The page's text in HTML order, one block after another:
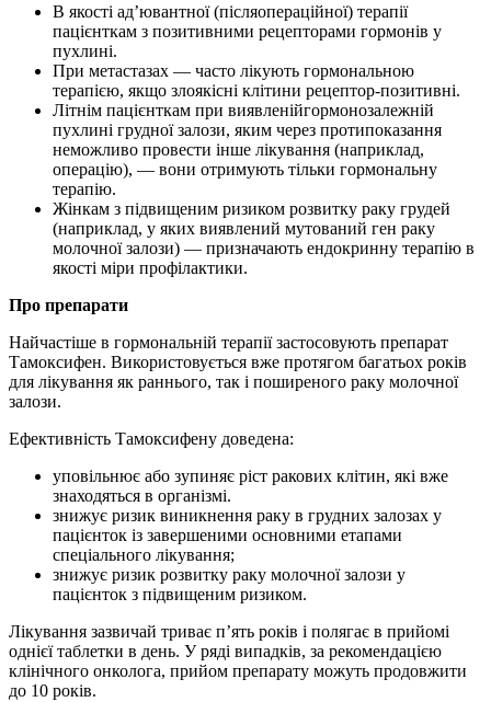
В якості ад’ювантної (післяопераційної) терапії
пацієнткам з позитивними рецепторами гормонів у
пухлині.
При метастазах — часто лікують гормональною
терапією, якщо злоякісні клітини рецептор-позитивні.
Літнім пацієнткам при виявленійгормонозалежній
пухлині грудної залози, яким через протипоказання
неможливо провести інше лікування (наприклад,
операцію), — вони отримують тільки гормональну
терапію.
Жінкам з підвищеним ризиком розвитку раку грудей
(наприклад, у яких виявлений мутований ген раку
молочної залози) — призначають ендокринну терапію в
якості міри профілактики.
Про препарати
Найчастіше в гормональній терапії застосовують препарат
Тамоксифен. Використовується вже протягом багатьох років
для лікування як раннього, так і поширеного раку молочної
залози.
Ефективність Тамоксифену доведена:
уповільнює або зупиняє ріст ракових клітин, які вже
знаходяться в організмі.
знижує ризик виникнення раку в грудних залозах у
пацієнток із завершеними основними етапами
спеціального лікування;
знижує ризик розвитку раку молочної залози у
пацієнток з підвищеним ризиком.
Лікування зазвичай триває п’ять років і полягає в прийомі
однієї таблетки в день. У ряді випадків, за рекомендацією
клінічного онколога, прийом препарату можуть продовжити
до 10 років.